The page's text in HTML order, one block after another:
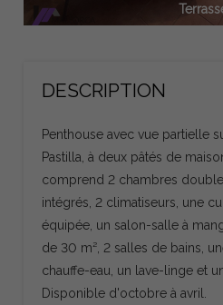
DESCRIPTION
Penthouse avec vue partielle
Pastilla, à deux pâtés de
comprend 2 chambres
intégrés, 2 climatiseurs, une
équipée, un salon-salle à
de 30 m², 2 salles de bains,
chauffe-eau, un lave-linge et
Disponible d'octobre à avril.